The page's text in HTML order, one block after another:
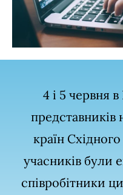
4 і 5 червня в
представників
країн
учасників були
співробітники